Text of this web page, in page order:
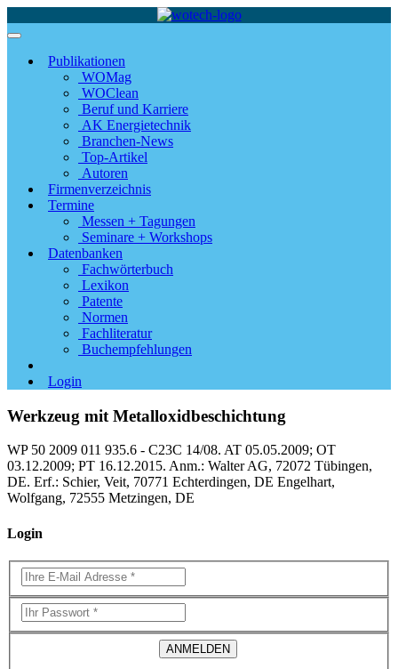
Publikationen
WOMag
WOClean
Beruf und Karriere
AK Energietechnik
Branchen-News
Top-Artikel
Autoren
Firmenverzeichnis
Termine
Messen + Tagungen
Seminare + Workshops
Datenbanken
Fachwörterbuch
Lexikon
Patente
Normen
Fachliteratur
Buchempfehlungen
Login
Werkzeug mit Metalloxidbeschichtung
WP 50 2009 011 935.6 - C23C 14/08. AT 05.05.2009; OT
03.12.2009; PT 16.12.2015. Anm.: Walter AG, 72072 Tübingen,
DE. Erf.: Schier, Veit, 70771 Echterdingen, DE Engelhart,
Wolfgang, 72555 Metzingen, DE
Login